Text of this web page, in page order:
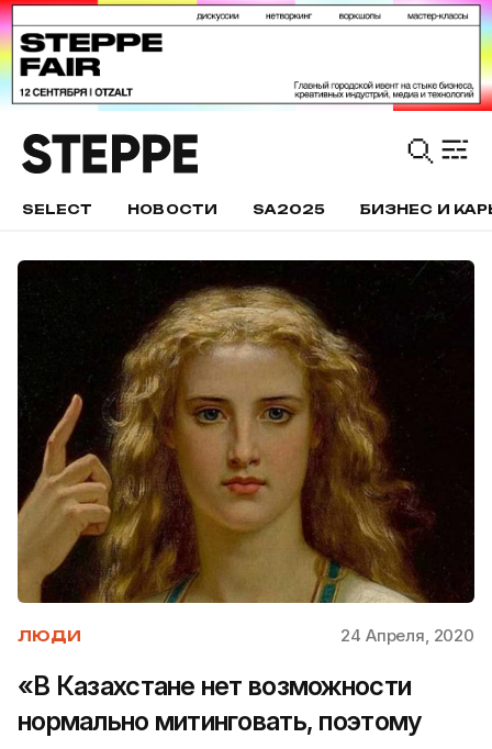
SELECT НОВОСТИ SA2025 БИЗНЕС И
ЛЮДИ 24 Апреля, 2020
«В Казахстане нет возможности
нормально митинговать, поэтому